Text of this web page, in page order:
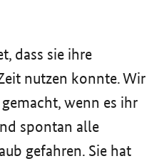
dass sie ihre
nutzen konnte. Wir
wenn es ihr
spontan alle
gefahren. Sie hat